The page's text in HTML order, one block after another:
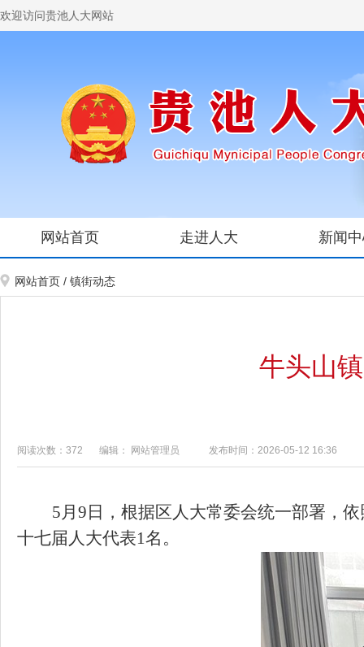
欢迎访问贵池人大网站
网站首页 走进人大 新闻
网站首页 / 镇街动态
牛头山
阅读次数：372 编辑： 网站管理员 发布时间：2026-05-12 16:36
5月 9 日，根据区人大常委会统一部署，
十七届人大代表1名。